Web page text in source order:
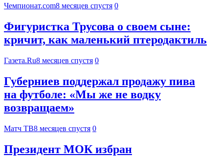
Чемпионат.com8 месяцев спустя 0
Фигуристка Трусова о своем сыне:
кричит, как маленький птеродактиль
Газета.Ru8 месяцев спустя 0
Губерниев поддержал продажу пива
на футболе: «Мы же не водку
возвращаем»
Матч ТВ8 месяцев спустя 0
Президент МОК избран